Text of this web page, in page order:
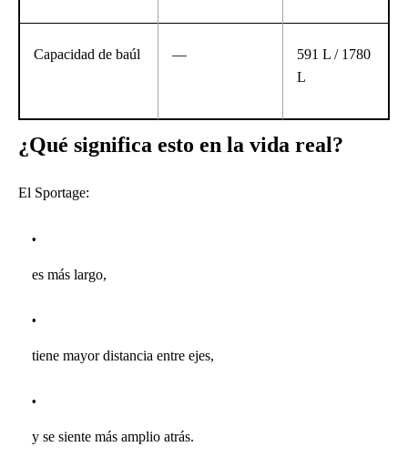
Capacidad de baúl —
591 L / 1780
L
¿Qué significa esto en la vida real?
El Sportage:
es más largo,
tiene mayor distancia entre ejes,
y se siente más amplio atrás.